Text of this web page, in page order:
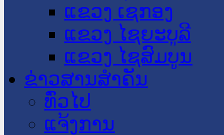
ແຂວງ ເຊກອງ
ແຂວງ ໄຊຍະບູລີ
ແຂວງ ໄຊສົມບູນ
ຂ່າວສານສໍາຄັນ
​ທົ່ວ​ໄປ
ແຈ້ງການ